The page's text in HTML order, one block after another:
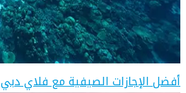
أفضل الإجازات الصيفية مع فلاي دبي